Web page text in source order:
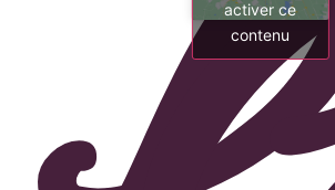
activer ce
contenu